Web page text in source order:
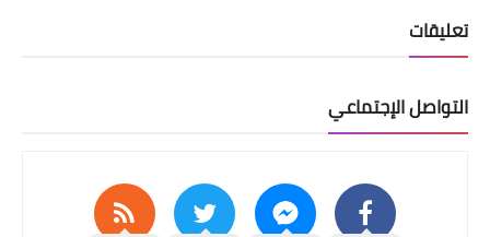
تعليقات
التواصل الإجتماعي